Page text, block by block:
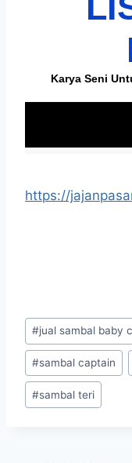
https://
#jual sambal baby
#sambal captain
#sambal teri